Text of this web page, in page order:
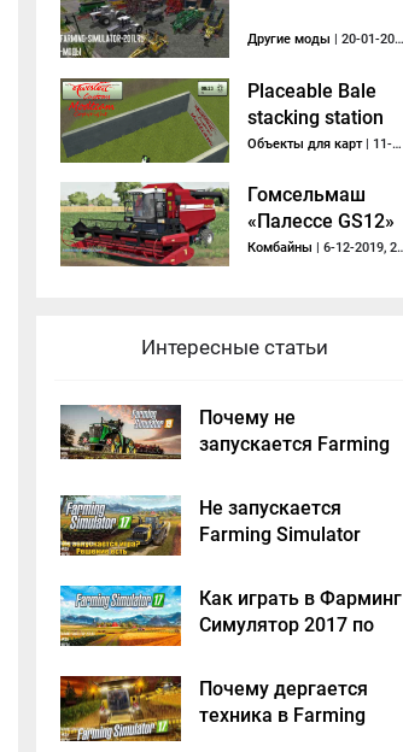
Другие моды | 20-01-2018, 11:09
Placeable Bale
stacking station
Объекты для карт| 11-01-2014, 02:25
Гомсельмаш
«Палессе GS12»
Комбайны | 6-12-2019, 21:23
Интересные статьи
Почему не
запускается Farming
решение
Не запускается
Farming Simulator
Как играть в Фарминг
Симулятор 2017 по
Почему дергается
техника в Farming